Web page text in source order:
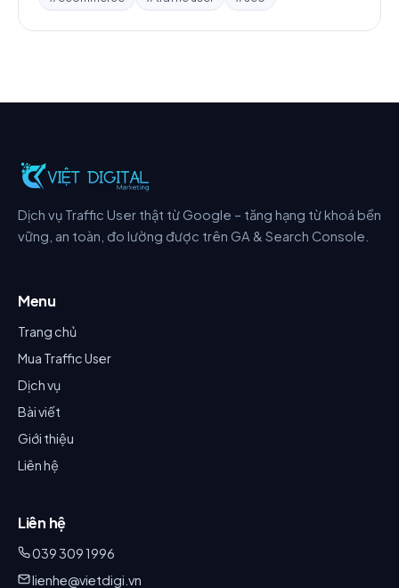
Dịch vụ Traffic User thật từ Google – tăng hạng từ khoá bền
vững, an toàn, đo lường được trên GA & Search Console.
Menu
Trang chủ
Mua Traffic User
Dịch vụ
Bài viết
Giới thiệu
Liên hệ
Liên hệ
039 309 1996
lienhe@vietdigi.vn